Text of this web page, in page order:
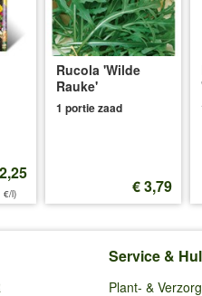
€/l)
Rucola 'Wilde
Rauke'
1 portie zaad
€ 3,79
Service &
Plant- &